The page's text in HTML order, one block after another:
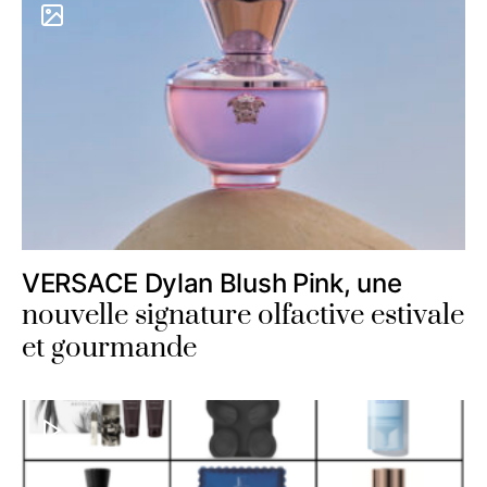
VERSACE Dylan Blush Pink, une
nouvelle signature olfactive estivale
et gourmande